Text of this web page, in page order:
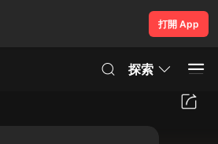
打開 App
探索